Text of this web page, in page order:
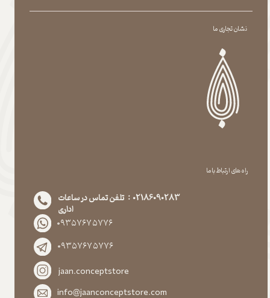
نشان تجاری ما
راه های ارتباط با ما
02186090283 : تلفن تماس در ساعات
اداری
۰۹۳۵۷۶۷۵۷۷۶
۰۹۳۵۷۶۷۵۷۷۶
jaan.conceptstore
info@jaanconceptstore.com